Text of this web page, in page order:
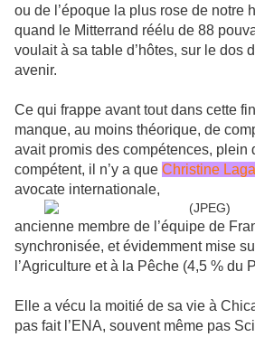
ou de l’époque la plus rose de notre
quand le Mitterrand réélu de 88
voulait à sa table d’hôtes, sur le dos
avenir.
Ce qui frappe avant tout dans cette
manque, au moins théorique, de
avait promis des compétences, plein
compétent, il n’y a que Christine
avocate internationale,
ancienne membre de l’équipe de
synchronisée, et évidemment mise
l’Agriculture et à la Pêche (4,5 % du
Elle a vécu la moitié de sa vie à
pas fait l’ENA, souvent même pas